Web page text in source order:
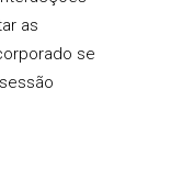
as
se